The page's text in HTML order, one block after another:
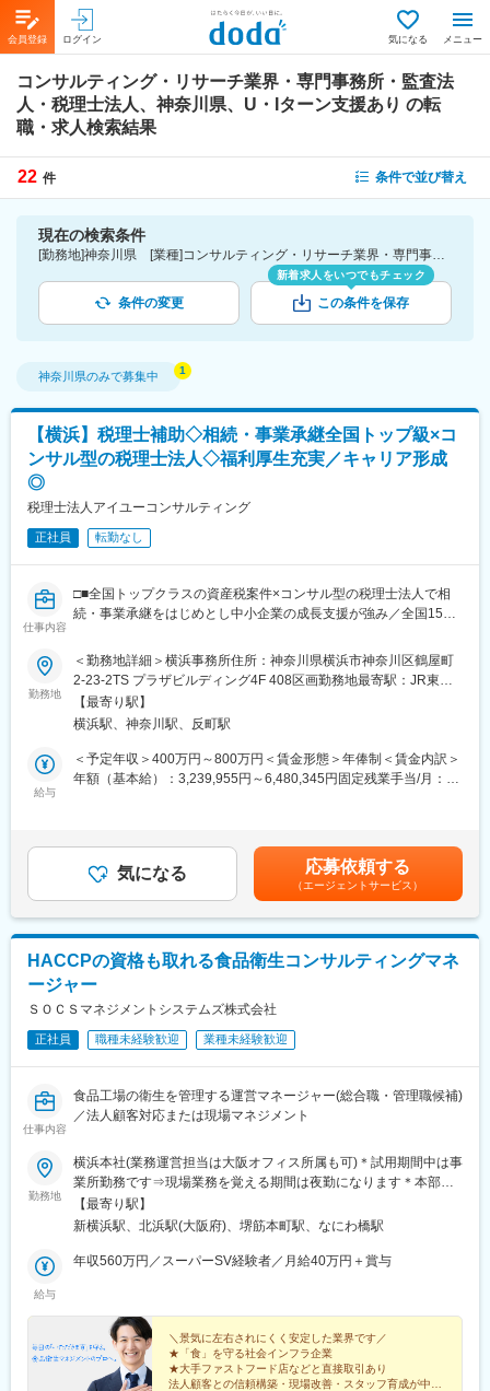
会員登録 ログイン 気になる メニュー
コンサルティング・リサーチ業界・専門事務所・監査法
人・税理士法人、神奈川県、U・Iターン支援あり の転
職・求人検索結果
22 件 条件で並び替え
現在の検索条件
[勤務地]神奈川県 [業種]コンサルティング・リサーチ業界・専門事務所・監査法人・税理士法人 [詳細条件](待遇・福利厚生)U・Iターン支援あり
条件の変更
新着求人をいつでもチェック
この条件を保存
神奈川県のみで募集中
【横浜】税理士補助◇相続・事業承継全国トップ級×コ
ンサル型の税理士法人◇福利厚生充実／キャリア形成
◎
税理士法人アイユーコンサルティング
正社員 転勤なし
仕事内容
□■全国トップクラスの資産税案件×コンサル型の税理士法人で相
続・事業承継をはじめとし中小企業の成長支援が強み／全国15拠
境■□
■業務内容：
税理士のサポートとして 中堅、中小、ベンチャー企業の成長支援
に携わっていただきます。月次決算業務をはじめ、相続税申告、
相続対策、自社株評価などをお任せします。
◇事業承継…株価算定・事業承継対策の立案及び実行支援・組織
再編
◇税務顧問など…税務会計顧問・各種申告書作成
■当社の魅力：
◇2024年働きがい認定企業ベスト100選出、離職率も5％以下と働
きやすい環境です。
◇自分の考えを素直に言いやすい、ベンチャーマインド溢れる社
風です。
◇有給取得率は90%以上です。税理士資格取得を目指す方には特
別休暇が付与されます。事務所で経験を積みながら勉強の時間も
確保できる環境があります。
◇大税理士法人出身の経験豊富な税理士が所属しており、成長に
■組織について：
東京、福岡を中心に15拠点展開しており、グループ全体含め180
名体制（横浜勤務5名）となります。
■当社について：
様をサポートする総合コンサルティングファームを目指していま
す。
総合コンサルティングファームならではの特徴として、「相続・
事業承継・税務顧問・医業支援・未来会計・財務コンサルティン
勤務地
＜勤務地詳細＞横浜事務所住所：神奈川県横浜市神奈川区鶴屋町
2-23-2TS プラザビルディング4F 408区画勤務地最寄駅：JR東海
道本線／横浜駅受動喫煙対策：その他（敷地内禁煙（屋外喫煙可
能場所あり））変更の範囲：会社の定める事業所（リモートワー
【最寄り駅】
横浜駅、神奈川駅、反町駅
給与
＜予定年収＞400万円～800万円＜賃金形態＞年俸制＜賃金内訳＞
年額（基本給）：3,239,955円～6,480,345円固定残業手当/月：
給与補足＞※経験やスキルを考慮して決定します。■昇給：年1回
（7月）■賞与：年2回（6月、12月）■期末賞与：業績・評価に応
じて支給（6月）賃金はあくまでも目安の金額であり、選考を通じ
て上下する可能性があります。月給(月額)は固定手当を含めた表記
です。
気になる 応募依頼する
（エージェントサービス）
HACCPの資格も取れる食品衛生コンサルティングマネ
ージャー
ＳＯＣＳマネジメントシステムズ株式会社
正社員 職種未経験歓迎 業種未経験歓迎
仕事内容
食品工場の衛生を管理する運営マネージャー(総合職・管理職候補)
／法人顧客対応または現場マネジメント
勤務地
横浜本社(業務運営担当は大阪オフィス所属も可)＊試用期間中は事
業所勤務です⇒現場業務を覚える期間は夜勤になります＊本部所
属後は全国の事業所に出張あり⇒宿泊費・交通費などの出張費用
は 会社で全額負担【全国の事業所】・神奈川県川崎市・千葉県
区・兵庫県神戸市中央区・愛媛県八幡浜市
【最寄り駅】
新横浜駅、北浜駅(大阪府)、堺筋本町駅、なにわ橋駅
給与
年収560万円／スーパーSV経験者／月給40万円＋賞与
＼景気に左右されにくく安定した業界です／
★「食」を守る社会インフラ企業
★大手ファストフード店などと直接取引あり
法人顧客との信頼構築・現場改善・スタッフ育成が中心